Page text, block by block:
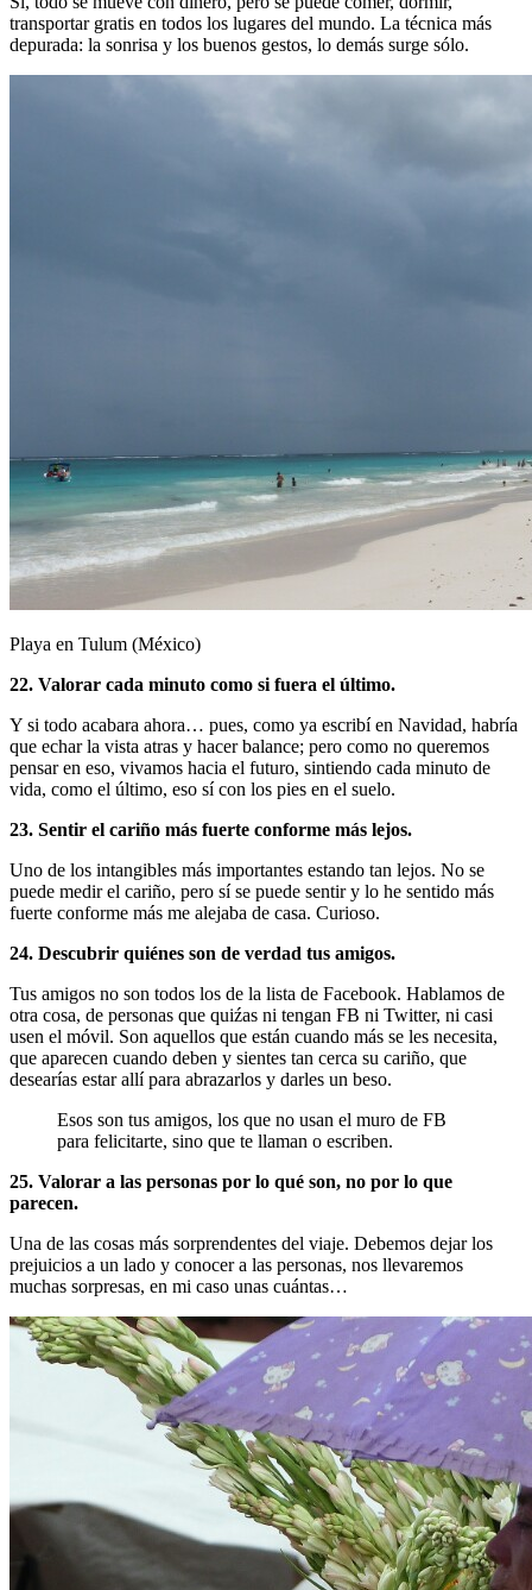
transportar gratis en todos los lugares del mundo. La técnica más
depurada: la sonrisa y los buenos gestos, lo demás surge sólo.
Playa en Tulum (México)
22. Valorar cada minuto como si fuera el último.
Y si todo acabara ahora… pues, como ya escribí en Navidad, habría
que echar la vista atras y hacer balance; pero como no queremos
pensar en eso, vivamos hacia el futuro, sintiendo cada minuto de
vida, como el último, eso sí con los pies en el suelo.
23. Sentir el cariño más fuerte conforme más lejos.
Uno de los intangibles más importantes estando tan lejos. No se
puede medir el cariño, pero sí se puede sentir y lo he sentido más
fuerte conforme más me alejaba de casa. Curioso.
24. Descubrir quiénes son de verdad tus amigos.
Tus amigos no son todos los de la lista de Facebook. Hablamos de
otra cosa, de personas que quiźas ni tengan FB ni Twitter, ni casi
usen el móvil. Son aquellos que están cuando más se les necesita,
que aparecen cuando deben y sientes tan cerca su cariño, que
desearías estar allí para abrazarlos y darles un beso.
Esos son tus amigos, los que no usan el muro de FB
para felicitarte, sino que te llaman o escriben.
25. Valorar a las personas por lo qué son, no por lo que
parecen.
Una de las cosas más sorprendentes del viaje. Debemos dejar los
prejuicios a un lado y conocer a las personas, nos llevaremos
muchas sorpresas, en mi caso unas cuántas…